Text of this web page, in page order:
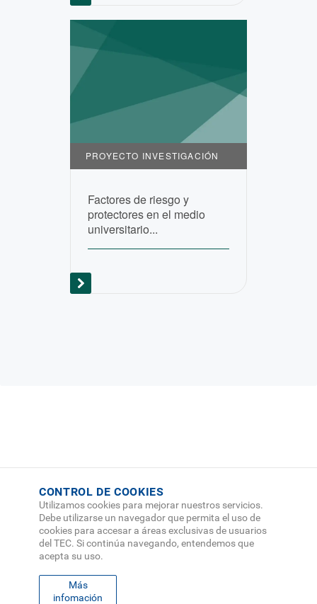
PROYECTO INVESTIGACIÓN
Factores de riesgo y
protectores en el medio
universitario...
CONTROL DE COOKIES
Utilizamos cookies para mejorar nuestros servicios.
Debe utilizarse un navegador que permita el uso de
cookies para accesar a áreas exclusivas de usuarios
del TEC. Si continúa navegando, entendemos que
acepta su uso.
Más
infomación